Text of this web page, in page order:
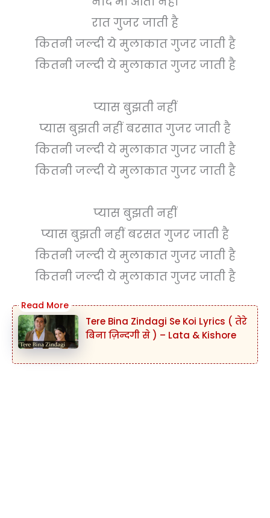
रात गुजर जाती है
कितनी जल्दी ये मुलाकात गुजर जाती है
कितनी जल्दी ये मुलाकात गुजर जाती है
प्यास बुझती नहीं
प्यास बुझती नहीं बरसात गुजर जाती है
कितनी जल्दी ये मुलाकात गुजर जाती है
कितनी जल्दी ये मुलाकात गुजर जाती है
प्यास बुझती नहीं
प्यास बुझती नहीं बरसत गुजर जाती है
कितनी जल्दी ये मुलाकात गुजर जाती है
कितनी जल्दी ये मुलाकात गुजर जाती है
Tere Bina Zindagi Se Koi Lyrics ( तेरे
बिना ज़िन्दगी से ) – Lata & Kishore